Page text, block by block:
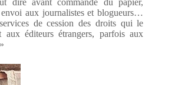
dire avant commande du papier,
aux journalistes et blogueurs…
de cession des droits qui le
aux éditeurs étrangers, parfois aux